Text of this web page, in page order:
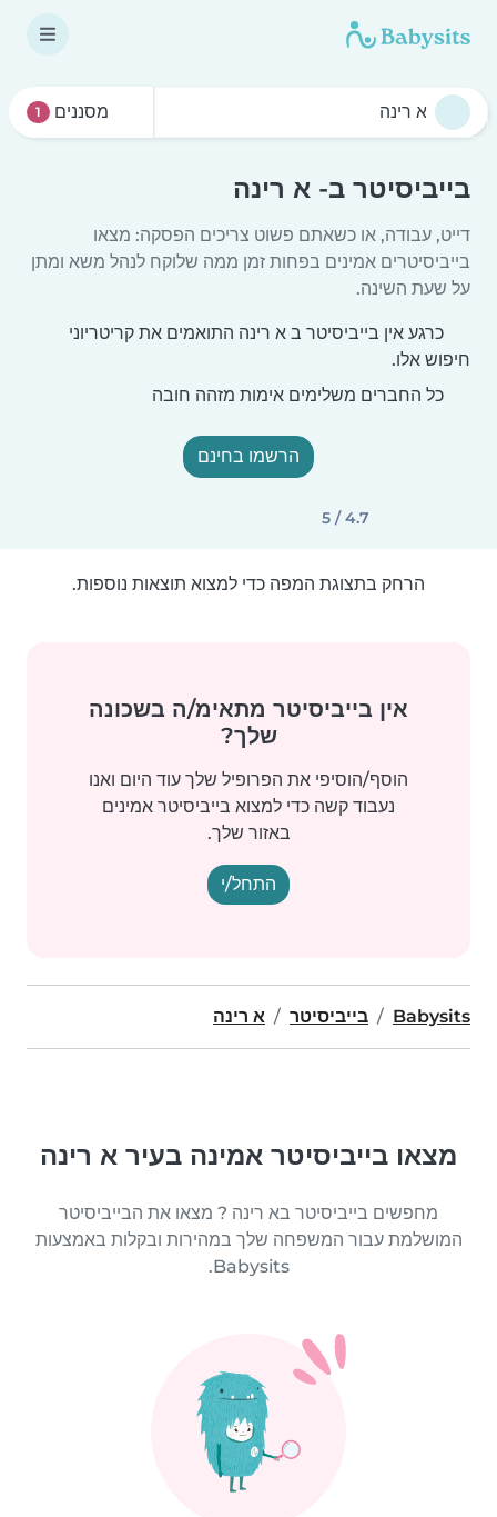
מסננים 1
בייביסיטר ב- א רינה
דייט, עבודה, או כשאתם פשוט צריכים הפסקה: מצאו
בייביסיטרים אמינים בפחות זמן ממה שלוקח לנהל משא ומתן
על שעת השינה.
כרגע אין בייביסיטר ב א רינה התואמים את קריטריוני
חיפוש אלו.
כל החברים משלימים אימות מזהה חובה
הרשמו בחינם
4.7 / 5
הרחק בתצוגת המפה כדי למצוא תוצאות נוספות.
אין בייביסיטר מתאימ/ה בשכונה
שלך?
הוסף/הוסיפי את הפרופיל שלך עוד היום ואנו
נעבוד קשה כדי למצוא בייביסיטר אמינים
באזור שלך.
התחל/י
Babysits בייביסיטר א רינה
מצאו בייביסיטר אמינה בעיר א רינה
מחפשים בייביסיטר בא רינה ? מצאו את הבייביסיטר
המושלמת עבור המשפחה שלך במהירות ובקלות באמצעות
Babysits.